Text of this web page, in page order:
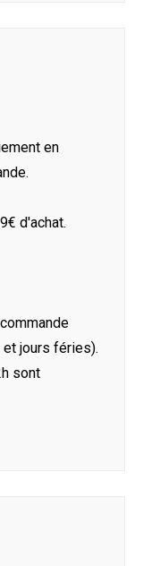
en
d'achat.
jours féries).
sont